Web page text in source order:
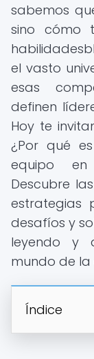
sabemos
sino cómo
el vasto
esas
definen
Hoy te
¿Por qué
equipo en
Descubre
estrategias
desafíos y
leyendo y
mundo de
Índice